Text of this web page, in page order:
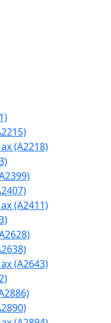
(A2218)
(A2411)
(A2643)